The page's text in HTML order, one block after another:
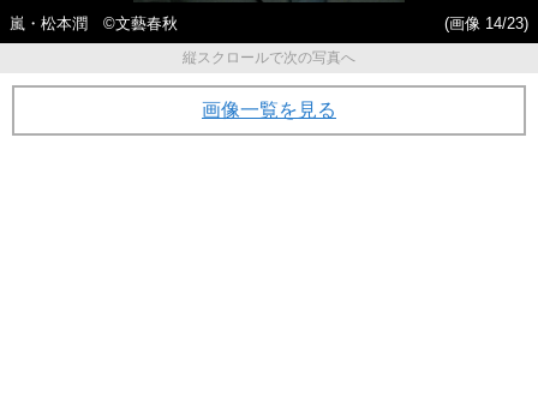
嵐・松本潤 ©文藝春秋
(画像 14/23)
縦スクロールで次の写真へ
画像一覧を見る